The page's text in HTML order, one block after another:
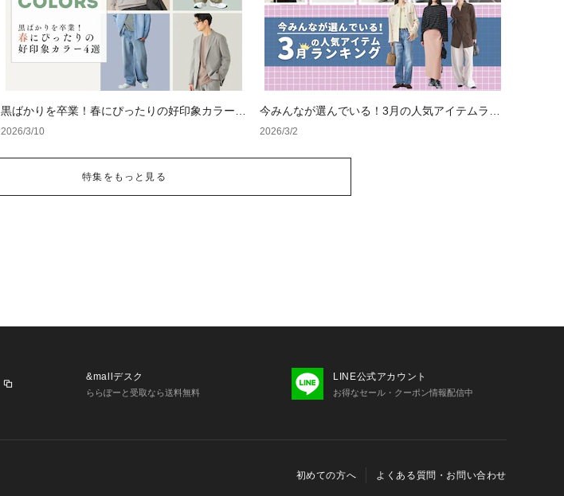
黒ばかりを卒業！春にぴったりの好印象カラー4
選
2026/3/10
今みんなが選んでいる！3月の人気アイテムラン
キング
2026/3/2
特集をもっと見る
&mallデスク
ららぽーと受取なら送料無料
LINE公式アカウント
お得なセール・クーポン情報配信中
初めての方へ よくある質問・お問い合わせ